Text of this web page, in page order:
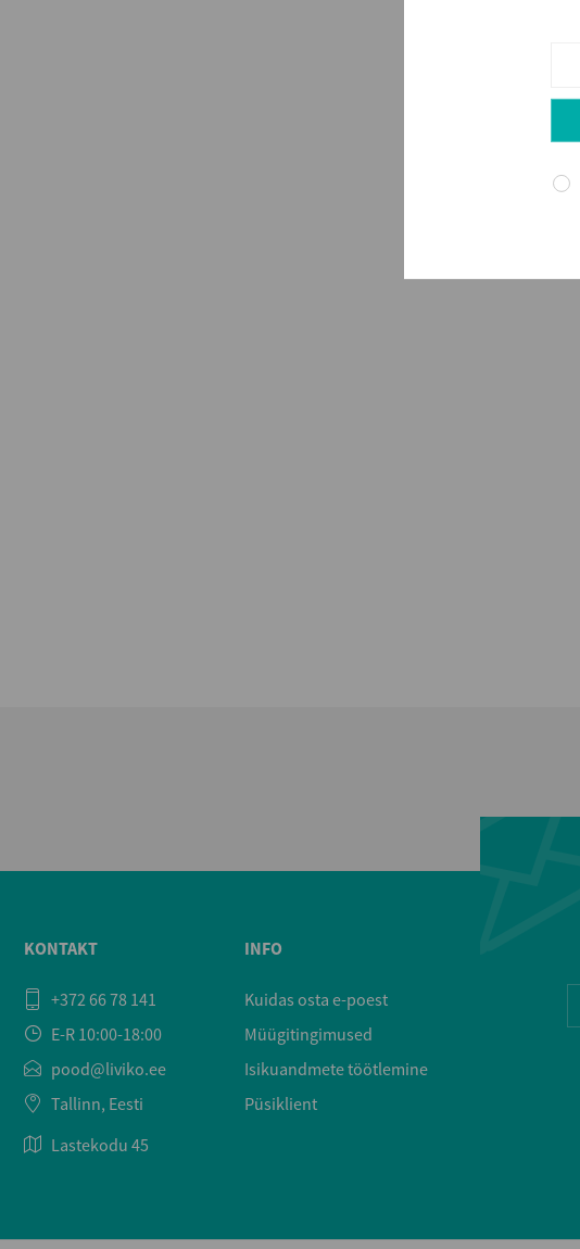
KONTAKT
+372 66 78 141
E-R 10:00-18:00
pood@liviko.ee
Tallinn, Eesti
Lastekodu 45
INFO
Kuidas osta e-poest
Müügitingimused
Isikuandmete töötlemine
Püsiklient